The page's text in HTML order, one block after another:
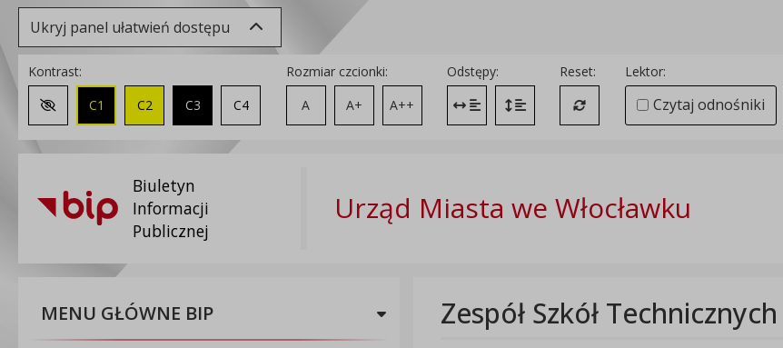
Ukryj panel ułatwień dostępu
Kontrast:
Zmień kontrast na domyślny
C1 C2 C3 C4
Rozmiar czcionki:
A
A+ A++
Odstępy:
Zmień odstęp między literami
Zmień interlinię i margines między paragrafami
Reset:
Przywróć ustawienia domyślne
Lektor:
Czytaj odnośniki
Biuletyn
Informacji
Publicznej
Urząd Miasta we Włocławku
MENU GŁÓWNE BIP Zespół Szkół Technicznych